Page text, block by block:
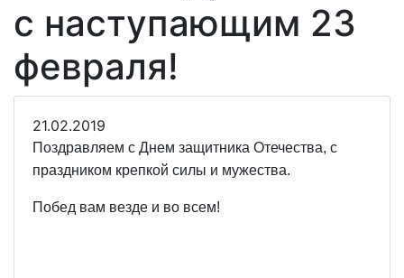
с наступающим 23
февраля!
21.02.2019
Поздравляем с Днем защитника Отечества, с
праздником крепкой силы и мужества.
Побед вам везде и во всем!